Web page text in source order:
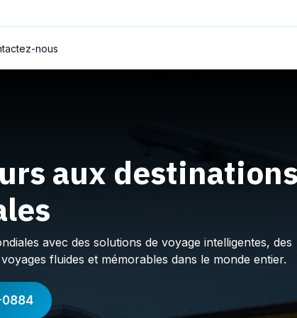
nous
aux destinations
avec des solutions de voyage intelligentes, des
fluides et mémorables dans le monde entier.